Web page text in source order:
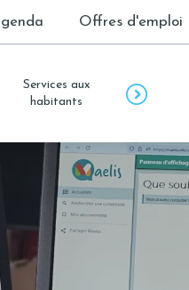
Offres d'emploi
Services aux
habitants